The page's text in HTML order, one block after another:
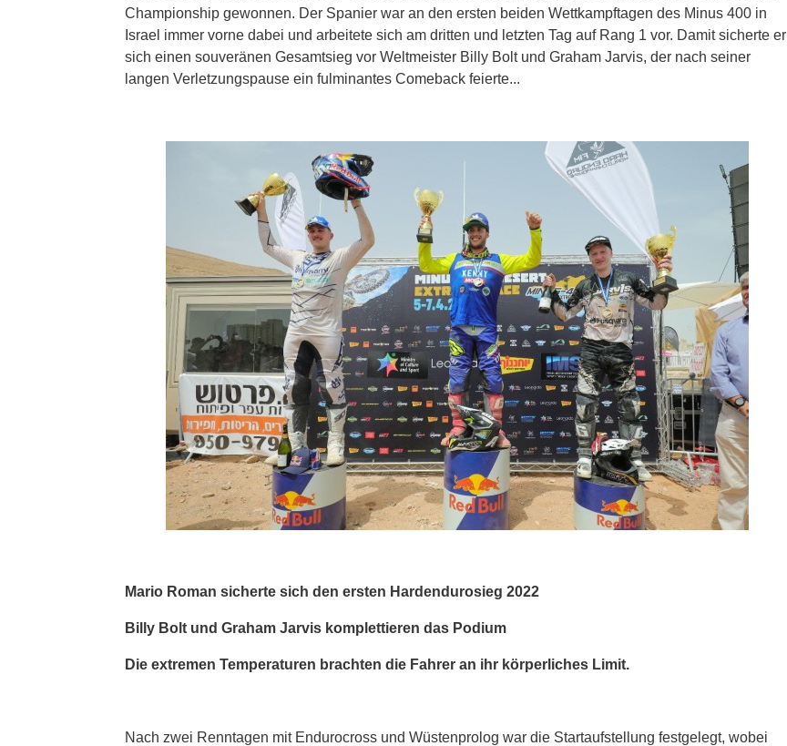
Championship gewonnen. Der Spanier war an den ersten beiden Wettkampftagen des Minus 400 in
Israel immer vorne dabei und arbeitete sich am dritten und letzten Tag auf Rang 1 vor. Damit sicherte er
sich einen souveränen Gesamtsieg vor Weltmeister Billy Bolt und Graham Jarvis, der nach seiner
langen Verletzungspause ein fulminantes Comeback feierte...
Mario Roman sicherte sich den ersten Hardendurosieg 2022
Billy Bolt und Graham Jarvis komplettieren das Podium
Die extremen Temperaturen brachten die Fahrer an ihr körperliches Limit.
Nach zwei Renntagen mit Endurocross und Wüstenprolog war die Startaufstellung festgelegt, wobei